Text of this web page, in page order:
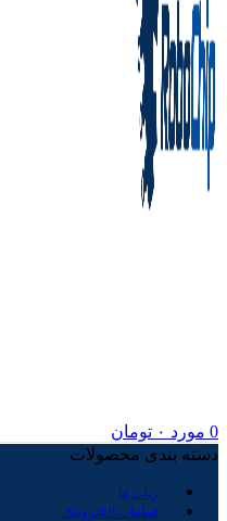
0 مورد ۰ تومان
دسته بندی محصولات
ربات ها
قطعات الکترونیک